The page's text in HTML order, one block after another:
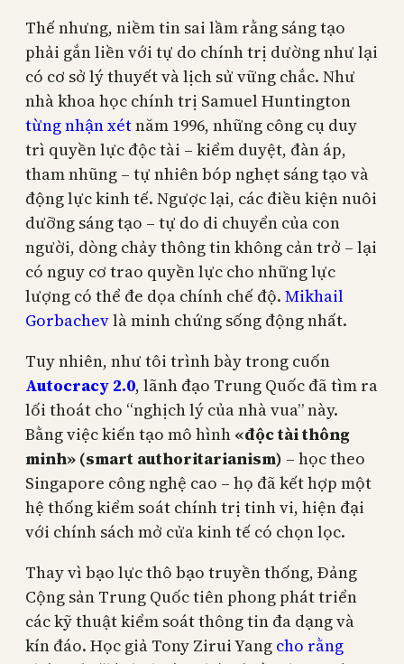
Thế nhưng, niềm tin sai lầm rằng sáng tạo
phải gắn liền với tự do chính trị dường như lại
có cơ sở lý thuyết và lịch sử vững chắc. Như
nhà khoa học chính trị Samuel Huntington
từng nhận xétnăm 1996, những công cụ duy
trì quyền lực độc tài – kiểm duyệt, đàn áp,
tham nhũng – tự nhiên bóp nghẹt sáng tạo và
động lực kinh tế. Ngược lại, các điều kiện nuôi
dưỡng sáng tạo – tự do di chuyển của con
người, dòng chảy thông tin không cản trở – lại
có nguy cơ trao quyền lực cho những lực
lượng có thể đe dọa chính chế độ. Mikhail
Gorbachevlà minh chứng sống động nhất.
Tuy nhiên, như tôi trình bày trong cuốn
Autocracy 2.0, lãnh đạo Trung Quốc đã tìm ra
lối thoát cho “nghịch lý của nhà vua” này.
Bằng việc kiến tạo mô hình «độc tài thông
minh» (smart authoritarianism) – học theo
Singapore công nghệ cao – họ đã kết hợp một
hệ thống kiểm soát chính trị tinh vi, hiện đại
với chính sách mở cửa kinh tế có chọn lọc.
Thay vì bạo lực thô bạo truyền thống, Đảng
Cộng sản Trung Quốc tiên phong phát triển
các kỹ thuật kiểm soát thông tin đa dạng và
kín đáo. Học giả Tony Zirui Yang cho rằng